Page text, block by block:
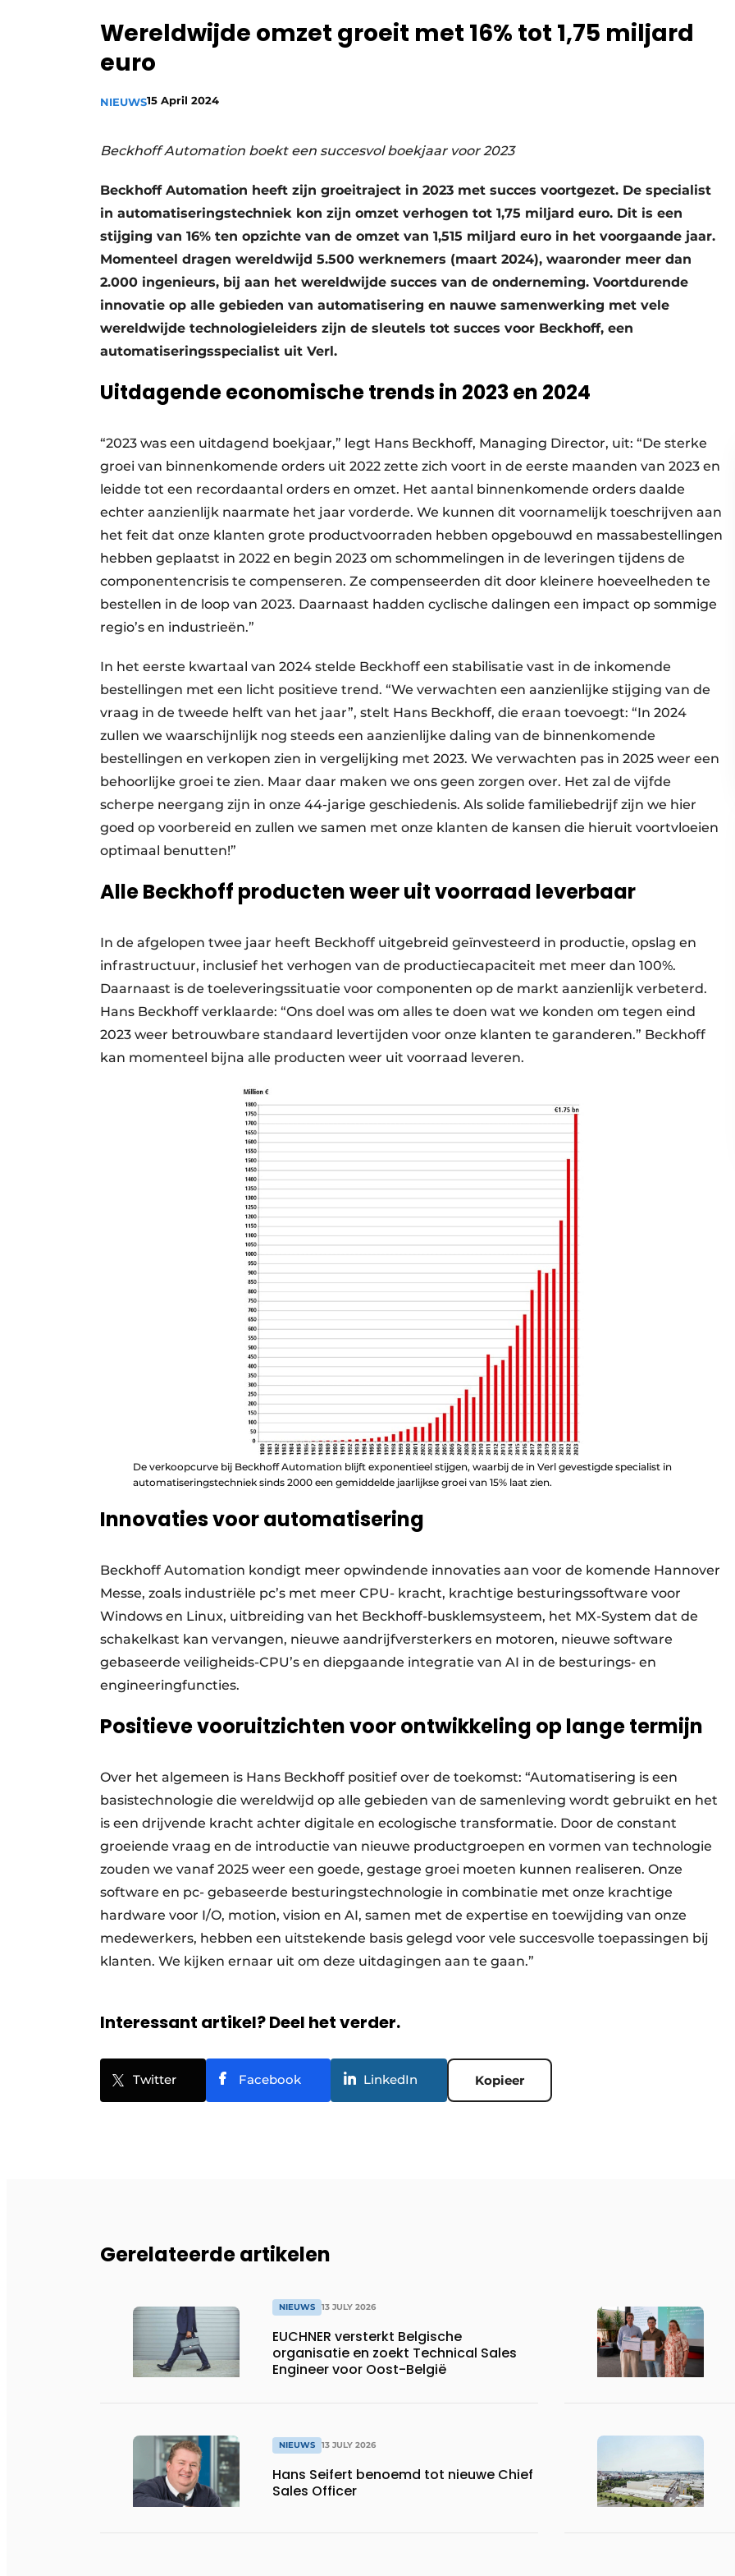
Vacature aanmelden
Vacatures
Video’s
Wereldwijde omzet groeit met 16% tot 1,75 miljard
euro
NIEUWS15 April 2024
Beckhoff Automation boekt een succesvol boekjaar voor 2023
Beckhoff Automation heeft zijn groeitraject in 2023 met succes voortgezet. De specialist
in automatiseringstechniek kon zijn omzet verhogen tot 1,75 miljard euro. Dit is een
stijging van 16% ten opzichte van de omzet van 1,515 miljard euro in het voorgaande jaar.
Momenteel dragen wereldwijd 5.500 werknemers (maart 2024), waaronder meer dan
2.000 ingenieurs, bij aan het wereldwijde succes van de onderneming. Voortdurende
innovatie op alle gebieden van automatisering en nauwe samenwerking met vele
wereldwijde technologieleiders zijn de sleutels tot succes voor Beckhoff, een
automatiseringsspecialist uit Verl.
Uitdagende economische trends in 2023 en 2024
“2023 was een uitdagend boekjaar,” legt Hans Beckhoff, Managing Director, uit: “De sterke
groei van binnenkomende orders uit 2022 zette zich voort in de eerste maanden van 2023 en
leidde tot een recordaantal orders en omzet. Het aantal binnenkomende orders daalde
echter aanzienlijk naarmate het jaar vorderde. We kunnen dit voornamelijk toeschrijven aan
het feit dat onze klanten grote productvoorraden hebben opgebouwd en massabestellingen
hebben geplaatst in 2022 en begin 2023 om schommelingen in de leveringen tijdens de
componentencrisis te compenseren. Ze compenseerden dit door kleinere hoeveelheden te
bestellen in de loop van 2023. Daarnaast hadden cyclische dalingen een impact op sommige
regio’s en industrieën.”
In het eerste kwartaal van 2024 stelde Beckhoff een stabilisatie vast in de inkomende
bestellingen met een licht positieve trend. “We verwachten een aanzienlijke stijging van de
vraag in de tweede helft van het jaar”, stelt Hans Beckhoff, die eraan toevoegt: “In 2024
zullen we waarschijnlijk nog steeds een aanzienlijke daling van de binnenkomende
bestellingen en verkopen zien in vergelijking met 2023. We verwachten pas in 2025 weer een
behoorlijke groei te zien. Maar daar maken we ons geen zorgen over. Het zal de vijfde
scherpe neergang zijn in onze 44-jarige geschiedenis. Als solide familiebedrijf zijn we hier
goed op voorbereid en zullen we samen met onze klanten de kansen die hieruit voortvloeien
optimaal benutten!”
Alle Beckhoff producten weer uit voorraad leverbaar
In de afgelopen twee jaar heeft Beckhoff uitgebreid geïnvesteerd in productie, opslag en
infrastructuur, inclusief het verhogen van de productiecapaciteit met meer dan 100%.
Daarnaast is de toeleveringssituatie voor componenten op de markt aanzienlijk verbeterd.
Hans Beckhoff verklaarde: “Ons doel was om alles te doen wat we konden om tegen eind
2023 weer betrouwbare standaard levertijden voor onze klanten te garanderen.” Beckhoff
kan momenteel bijna alle producten weer uit voorraad leveren.
De verkoopcurve bij Beckhoff Automation blijft exponentieel stijgen, waarbij de in Verl gevestigde specialist in
automatiseringstechniek sinds 2000 een gemiddelde jaarlijkse groei van 15% laat zien.
Innovaties voor automatisering
Beckhoff Automation kondigt meer opwindende innovaties aan voor de komende Hannover
Messe, zoals industriële pc’s met meer CPU- kracht, krachtige besturingssoftware voor
Windows en Linux, uitbreiding van het Beckhoff-busklemsysteem, het MX-System dat de
schakelkast kan vervangen, nieuwe aandrijfversterkers en motoren, nieuwe software
gebaseerde veiligheids-CPU’s en diepgaande integratie van AI in de besturings- en
engineeringfuncties.
Positieve vooruitzichten voor ontwikkeling op lange termijn
Over het algemeen is Hans Beckhoff positief over de toekomst: “Automatisering is een
basistechnologie die wereldwijd op alle gebieden van de samenleving wordt gebruikt en het
is een drijvende kracht achter digitale en ecologische transformatie. Door de constant
groeiende vraag en de introductie van nieuwe productgroepen en vormen van technologie
zouden we vanaf 2025 weer een goede, gestage groei moeten kunnen realiseren. Onze
software en pc- gebaseerde besturingstechnologie in combinatie met onze krachtige
hardware voor I/O, motion, vision en AI, samen met de expertise en toewijding van onze
medewerkers, hebben een uitstekende basis gelegd voor vele succesvolle toepassingen bij
klanten. We kijken ernaar uit om deze uitdagingen aan te gaan.”
Interessant artikel? Deel het verder.
Twitter Facebook LinkedIn Kopieer
Gerelateerde artikelen
NIEUWS 13 JULY 2026
EUCHNER versterkt Belgische
organisatie en zoekt Technical Sales
Engineer voor Oost-België
NIEUWS 13 JULY 2026
Hans Seifert benoemd tot nieuwe Chief
Sales Officer